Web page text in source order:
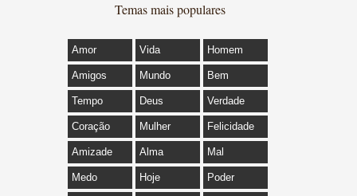
Temas mais populares
Amor Vida Homem
Amigos Mundo Bem
Tempo Deus Verdade
Coração Mulher Felicidade
Amizade Alma Mal
Medo Hoje Poder